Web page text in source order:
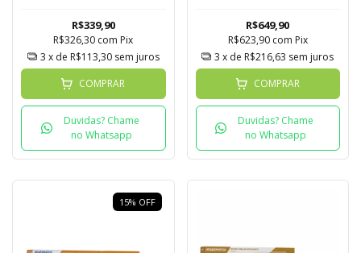
Novadigital
R$339,90
R$326,30 com Pix
3 x de R$113,30 sem juros
COMPRAR
Duvidas? Chame
no Whatsapp
Novadigital
R$649,90
R$623,90 com Pix
3 x de R$216,63 sem juros
COMPRAR
Duvidas? Chame
no Whatsapp
15% OFF